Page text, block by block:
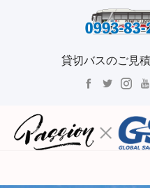
貸切バスのご見